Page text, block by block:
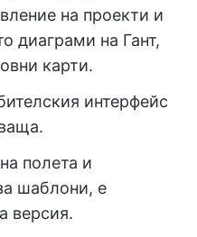
на проекти и
диаграми на Гант,
карти.
интерфейс
полета и
шаблони, е
версия.